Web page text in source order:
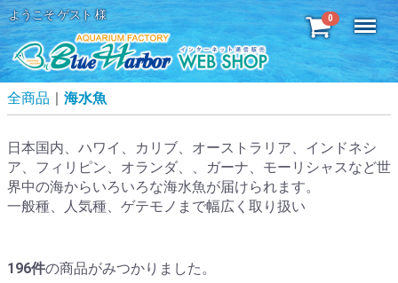
0
ようこそ ゲスト 様 Menu
全商品 海水魚
日本国内、ハワイ、カリブ、オーストラリア、インドネシ
ア、フィリピン、オランダ、、ガーナ、モーリシャスなど世
界中の海からいろいろな海水魚が届けられます。
一般種、人気種、ゲテモノまで幅広く取り扱い
196件の商品がみつかりました。